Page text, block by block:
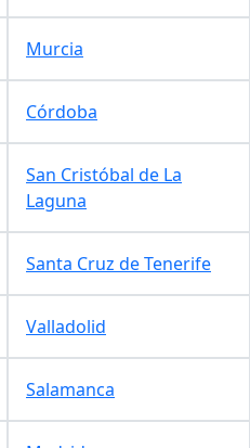
Murcia
Córdoba
San Cristóbal de La
Laguna
Santa Cruz de Tenerife
Valladolid
Salamanca